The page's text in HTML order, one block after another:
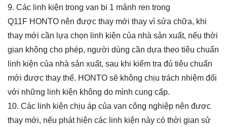
9. Các linh kiện trong van bi 1 mảnh ren trong
Q11F HONTO nên được thay mới thay vì sửa chữa, khi
thay mới cần lựa chọn linh kiện của nhà sản xuất, nếu thời
gian không cho phép, người dùng cần dựa theo tiêu chuẩn
linh kiện của nhà sản xuất, sau khi kiểm tra đủ tiêu chuẩn
mới được thay thế. HONTO sẽ không chịu trách nhiệm đối
với những linh kiện không do mình cung cấp.
10. Các linh kiện chịu áp của van công nghiệp nên được
thay mới, nếu phát hiện các linh kiện này có thời gian sử